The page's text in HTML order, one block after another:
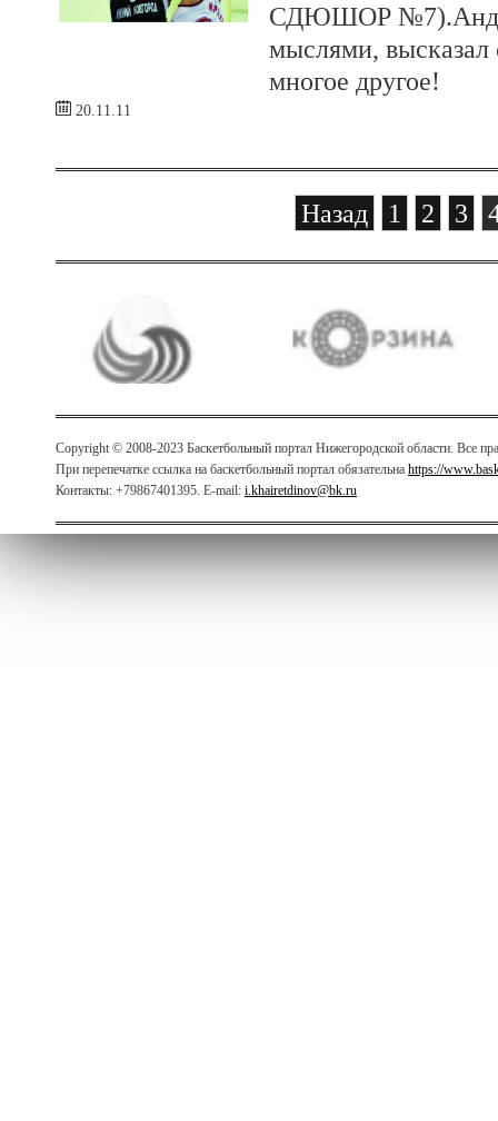
СДЮШОР
мыслями, высказал
многое другое!
20.11.11
Назад 1 2 3
Copyright © 2008-2023 Баскетбольный портал Нижегородской области. Все
При перепечатке ссылка на баскетбольный портал обязательна https://
Контакты: +79867401395. E-mail: i.khairetdinov@bk.ru